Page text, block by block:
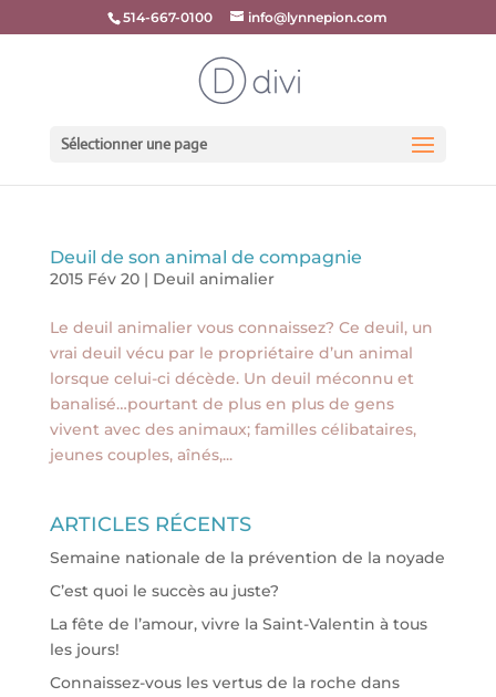
514-667-0100 info@lynnepion.com
Sélectionner une page
Deuil de son animal de compagnie
2015 Fév 20| Deuil animalier
Le deuil animalier vous connaissez? Ce deuil, un
vrai deuil vécu par le propriétaire d’un animal
lorsque celui-ci décède. Un deuil méconnu et
banalisé…pourtant de plus en plus de gens
vivent avec des animaux; familles célibataires,
jeunes couples, aînés,...
ARTICLES RÉCENTS
Semaine nationale de la prévention de la noyade
C’est quoi le succès au juste?
La fête de l’amour, vivre la Saint-Valentin à tous
les jours!
Connaissez-vous les vertus de la roche dans